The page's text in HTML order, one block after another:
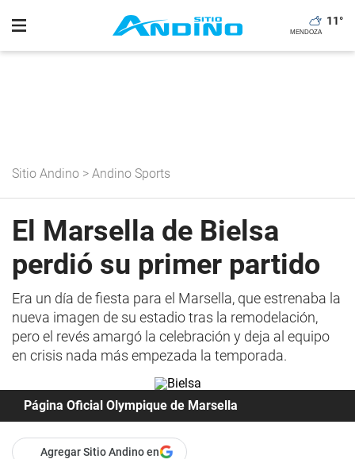
11°
Sitio Andino > Andino Sports
El Marsella de Bielsa
perdió su primer partido
Era un día de fiesta para el Marsella, que estrenaba la
nueva imagen de su estadio tras la remodelación,
pero el revés amargó la celebración y deja al equipo
en crisis nada más empezada la temporada.
Página Oficial Olympique de Marsella
Agregar Sitio Andino en